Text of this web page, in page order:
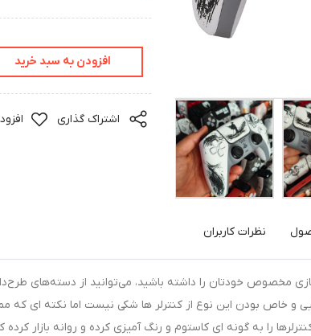
افزودن به سبد خرید
اشتراک گذاری
نظرات کاربران
و خاص بودن این نوع از کنترلر ها شکی نیست اما نکته ای که
را به گونه ای کاستوم و رنگ آمیزی کرده و روانه بازار کرده